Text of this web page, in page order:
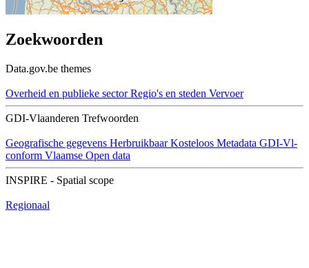
Zoekwoorden
Data.gov.be themes
Overheid en publieke sector Regio's en steden Vervoer
GDI-Vlaanderen Trefwoorden
Geografische gegevens Herbruikbaar Kosteloos Metadata GDI-Vl-
conform Vlaamse Open data
INSPIRE - Spatial scope
Regionaal